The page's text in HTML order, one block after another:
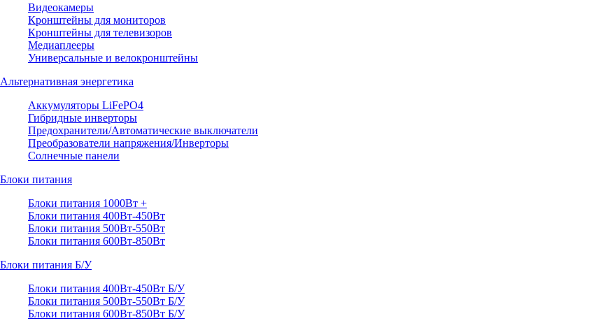
Видеокамеры
Кронштейны для мониторов
Кронштейны для телевизоров
Медиаплееры
Универсальные и велокронштейны
Альтернативная энергетика
Аккумуляторы LiFePO4
Гибридные инверторы
Предохранители/Автоматические выключатели
Преобразователи напряжения/Инверторы
Солнечные панели
Блоки питания
Блоки питания 1000Вт +
Блоки питания 400Вт-450Вт
Блоки питания 500Вт-550Вт
Блоки питания 600Вт-850Вт
Блоки питания Б/У
Блоки питания 400Вт-450Вт Б/У
Блоки питания 500Вт-550Вт Б/У
Блоки питания 600Вт-850Вт Б/У